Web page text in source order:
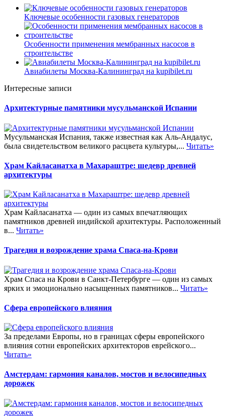
Ключевые особенности газовых генераторов
Особенности применения мембранных насосов в
строительстве
Авиабилеты Москва-Калининград на kupibilet.ru
Интересные записи
Архитектурные памятники мусульманской Испании
Мусульманская Испания, также известная как Аль-Андалус,
была свидетельством великого расцвета культуры,... Читать»
Храм Кайласанатха в Махараштре: шедевр древней
архитектуры
Храм Кайласанатха — один из самых впечатляющих
памятников древней индийской архитектуры. Расположенный
в... Читать»
Трагедия и возрождение храма Спаса-на-Крови
Храм Спаса на Крови в Санкт-Петербурге — один из самых
ярких и эмоционально насыщенных памятников... Читать»
Сфера европейского влияния
За пределами Европы, но в границах сферы европейского
влияния сотни европейских архитекторов еврейского...
Читать»
Амстердам: гармония каналов, мостов и велосипедных
дорожек